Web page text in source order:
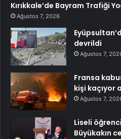
Kırıkkale’de Bayram Trafiği
Ağustos 7, 2026
devrildi
Ağustos 7,
Fransa
kişi kaçıyor
Ağustos 7,
Liseli
Büyükakın